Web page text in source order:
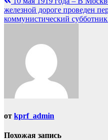
записям
железной дороге проведен
коммунистический
от kprf_admin
Похожая запись